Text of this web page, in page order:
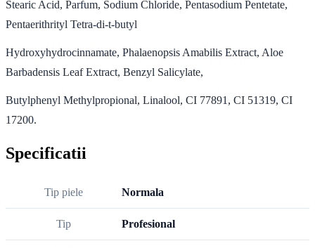
Stearic Acid, Parfum, Sodium Chloride, Pentasodium Pentetate,
Pentaerithrityl Tetra-di-t-butyl
Hydroxyhydrocinnamate, Phalaenopsis Amabilis Extract, Aloe
Barbadensis Leaf Extract, Benzyl Salicylate,
Butylphenyl Methylpropional, Linalool, CI 77891, CI 51319, CI
17200.
Specificatii
Tip piele Normala
Tip Profesional